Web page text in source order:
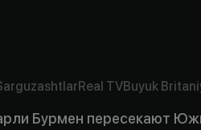
Real TVBuyuk
Бурмен пересекают